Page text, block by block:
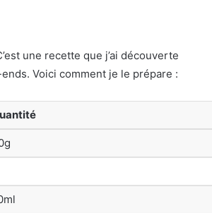
une recette que j’ai découverte
Voici comment je le prépare :